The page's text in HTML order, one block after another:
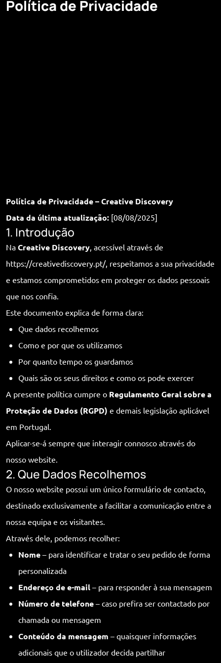
Política de Privacidade
Política de Privacidade – Creative Discovery
Data da última atualização: [08/08/2025]
1. Introdução
Na Creative Discovery, acessível através de
https://creativediscovery.pt/, respeitamos a sua privacidade
e estamos comprometidos em proteger os dados pessoais
que nos confia.
Este documento explica de forma clara:
Que dados recolhemos
Como e por que os utilizamos
Por quanto tempo os guardamos
Quais são os seus direitos e como os pode exercer
A presente política cumpre o Regulamento Geral sobre a
Proteção de Dados (RGPD) e demais legislação aplicável
em Portugal.
Aplicar-se-á sempre que interagir connosco através do
nosso website.
2. Que Dados Recolhemos
O nosso website possui um único formulário de contacto,
destinado exclusivamente a facilitar a comunicação entre a
nossa equipa e os visitantes.
Através dele, podemos recolher:
Nome – para identificar e tratar o seu pedido de forma
personalizada
Endereço de e-mail – para responder à sua mensagem
Número de telefone – caso prefira ser contactado por
chamada ou mensagem
Conteúdo da mensagem – quaisquer informações
adicionais que o utilizador decida partilhar